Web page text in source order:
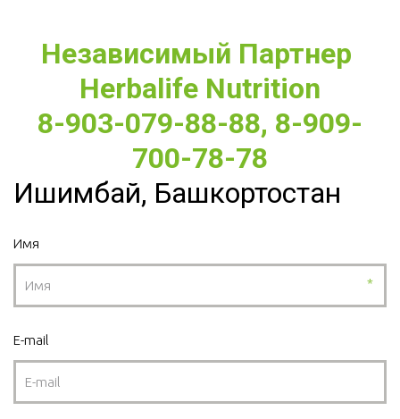
Независимый Партнер
Herbalife Nutrition
8-903-079-88-88, 8-909-
700-78-78
Ишимбай, Башкортостан
Имя
*
E-mail